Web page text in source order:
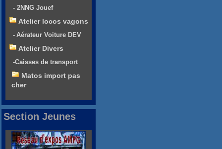
- 2NNG Jouef
Atelier locos vagons
- Aérateur Voiture DEV
Atelier Divers
-Caisses de transport
Matos import pas
cher
Section Jeunes